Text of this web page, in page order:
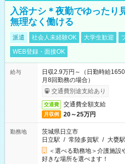
入浴ナシ＊夜勤でゆったり
無理なく働ける
派遣 社会人未経験OK 大学生歓迎
WEB登録・面接OK
給与
日収2.9万円～（日勤時給
月8回勤務の場合）
交通費別途支給あり
交通費 交通費全額支給
月収例 20～25万円
勤務地
茨城県日立市
日立駅 / 常陸多賀駅 / 大甕駅
＜選べる勤務地＞介護施
好きな場所を選べます！